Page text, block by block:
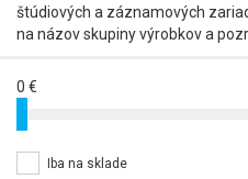
štúdiových a záznamových
na názov skupiny výrobkov a
0 €
Iba na sklade